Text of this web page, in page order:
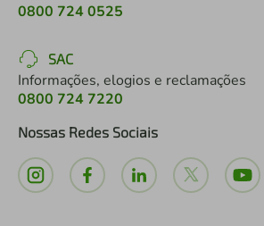
0800 724 0525
SAC
Informações, elogios e reclamações
0800 724 7220
Nossas Redes Sociais